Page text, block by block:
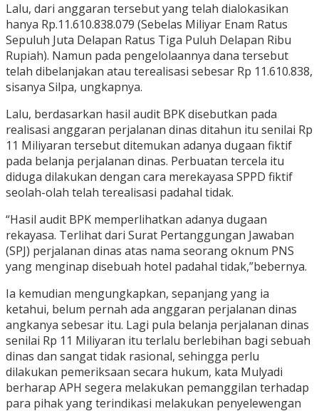
Lalu, dari anggaran tersebut yang telah dialokasikan
hanya Rp.11.610.838.079 (Sebelas Miliyar Enam Ratus
Sepuluh Juta Delapan Ratus Tiga Puluh Delapan Ribu
Rupiah). Namun pada pengelolaannya dana tersebut
telah dibelanjakan atau terealisasi sebesar Rp 11.610.838,
sisanya Silpa, ungkapnya.
Lalu, berdasarkan hasil audit BPK disebutkan pada
realisasi anggaran perjalanan dinas ditahun itu senilai Rp
11 Miliyaran tersebut ditemukan adanya dugaan fiktif
pada belanja perjalanan dinas. Perbuatan tercela itu
diduga dilakukan dengan cara merekayasa SPPD fiktif
seolah-olah telah terealisasi padahal tidak.
“Hasil audit BPK memperlihatkan adanya dugaan
rekayasa. Terlihat dari Surat Pertanggungan Jawaban
(SPJ) perjalanan dinas atas nama seorang oknum PNS
yang menginap disebuah hotel padahal tidak,”bebernya.
Ia kemudian mengungkapkan, sepanjang yang ia
ketahui, belum pernah ada anggaran perjalanan dinas
angkanya sebesar itu. Lagi pula belanja perjalanan dinas
senilai Rp 11 Miliyaran itu terlalu berlebihan bagi sebuah
dinas dan sangat tidak rasional, sehingga perlu
dilakukan pemeriksaan secara hukum, kata Mulyadi
berharap APH segera melakukan pemanggilan terhadap
para pihak yang terindikasi melakukan penyelewengan